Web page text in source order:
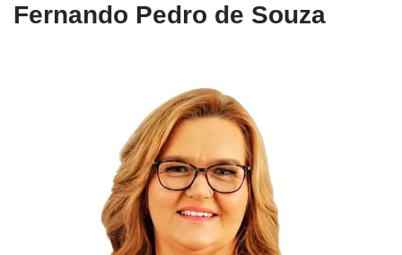
Fernando Pedro de Souza